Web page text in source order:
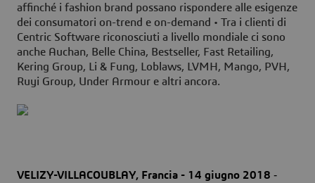
affinché i fashion brand possano rispondere alle esigenze
dei consumatori on-trend e on-demand • Tra i clienti di
Centric Software riconosciuti a livello mondiale ci sono
anche Auchan, Belle China, Bestseller, Fast Retailing,
Kering Group, Li & Fung, Loblaws, LVMH, Mango, PVH,
Ruyi Group, Under Armour e altri ancora.
VELIZY-VILLACOUBLAY, Francia - 14 giugno 2018 -